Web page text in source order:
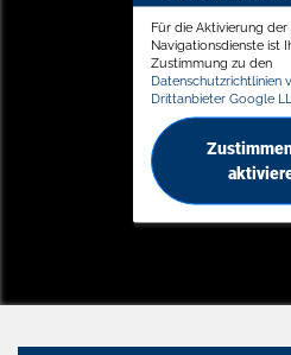
Für die Aktivierung
Navigationsdienste ist
Zustimmung zu den
Datenschutzrichtlinien
Drittanbieter Google